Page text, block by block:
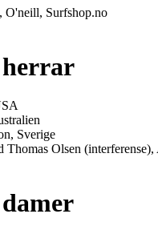
O'neill, Surfshop.no
Sverige
Thomas Olsen (interferense),